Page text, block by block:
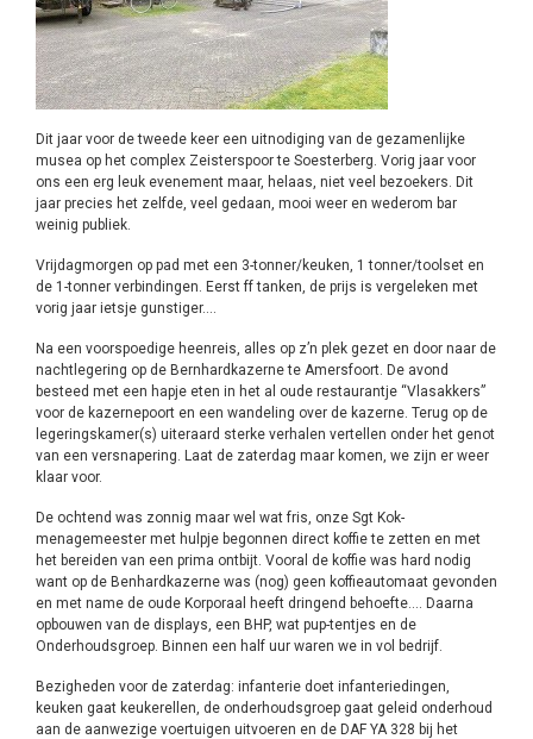
Dit jaar voor de tweede keer een uitnodiging van de gezamenlijke
musea op het complex Zeisterspoor te Soesterberg. Vorig jaar voor
ons een erg leuk evenement maar, helaas, niet veel bezoekers. Dit
jaar precies het zelfde, veel gedaan, mooi weer en wederom bar
weinig publiek.
Vrijdagmorgen op pad met een 3-tonner/keuken, 1 tonner/toolset en
de 1-tonner verbindingen. Eerst ff tanken, de prijs is vergeleken met
vorig jaar ietsje gunstiger….
Na een voorspoedige heenreis, alles op z’n plek gezet en door naar de
nachtlegering op de Bernhardkazerne te Amersfoort. De avond
besteed met een hapje eten in het al oude restaurantje “Vlasakkers”
voor de kazernepoort en een wandeling over de kazerne. Terug op de
legeringskamer(s) uiteraard sterke verhalen vertellen onder het genot
van een versnapering. Laat de zaterdag maar komen, we zijn er weer
klaar voor.
De ochtend was zonnig maar wel wat fris, onze Sgt Kok-
menagemeester met hulpje begonnen direct koffie te zetten en met
het bereiden van een prima ontbijt. Vooral de koffie was hard nodig
want op de Benhardkazerne was (nog) geen koffieautomaat gevonden
en met name de oude Korporaal heeft dringend behoefte…. Daarna
opbouwen van de displays, een BHP, wat pup-tentjes en de
Onderhoudsgroep. Binnen een half uur waren we in vol bedrijf.
Bezigheden voor de zaterdag: infanterie doet infanteriedingen,
keuken gaat keukerellen, de onderhoudsgroep gaat geleid onderhoud
aan de aanwezige voertuigen uitvoeren en de DAF YA 328 bij het